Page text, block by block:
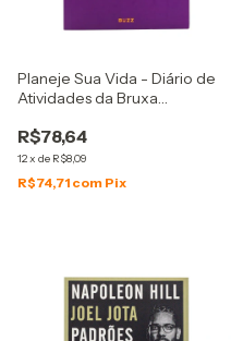
Planeje Sua Vida - Diário de
Atividades da Bruxa
Abreu
R$78,64
12x de R$8,09
R$74,71 com Pix